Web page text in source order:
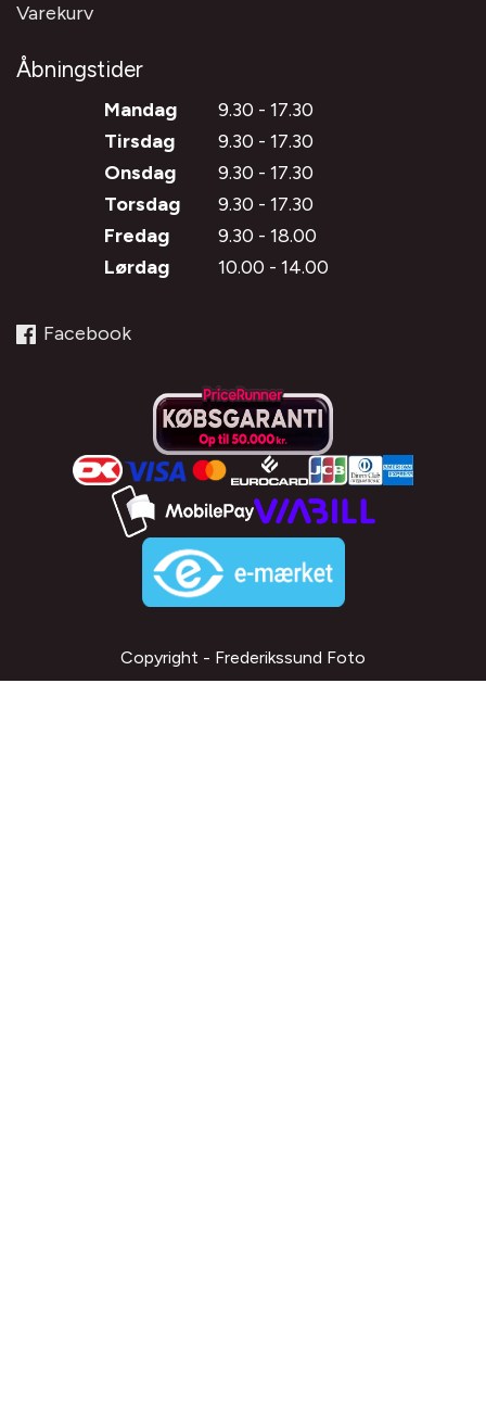
Varekurv
Åbningstider
Mandag
9.30 - 17.30
Tirsdag
9.30 - 17.30
Onsdag
9.30 - 17.30
Torsdag
9.30 - 17.30
Fredag
9.30 - 18.00
Lørdag
10.00 - 14.00
Facebook
Copyright - Frederikssund Foto